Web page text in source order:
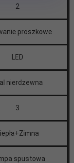
2
proszkowe
LED
nierdzewna
3
spustowa